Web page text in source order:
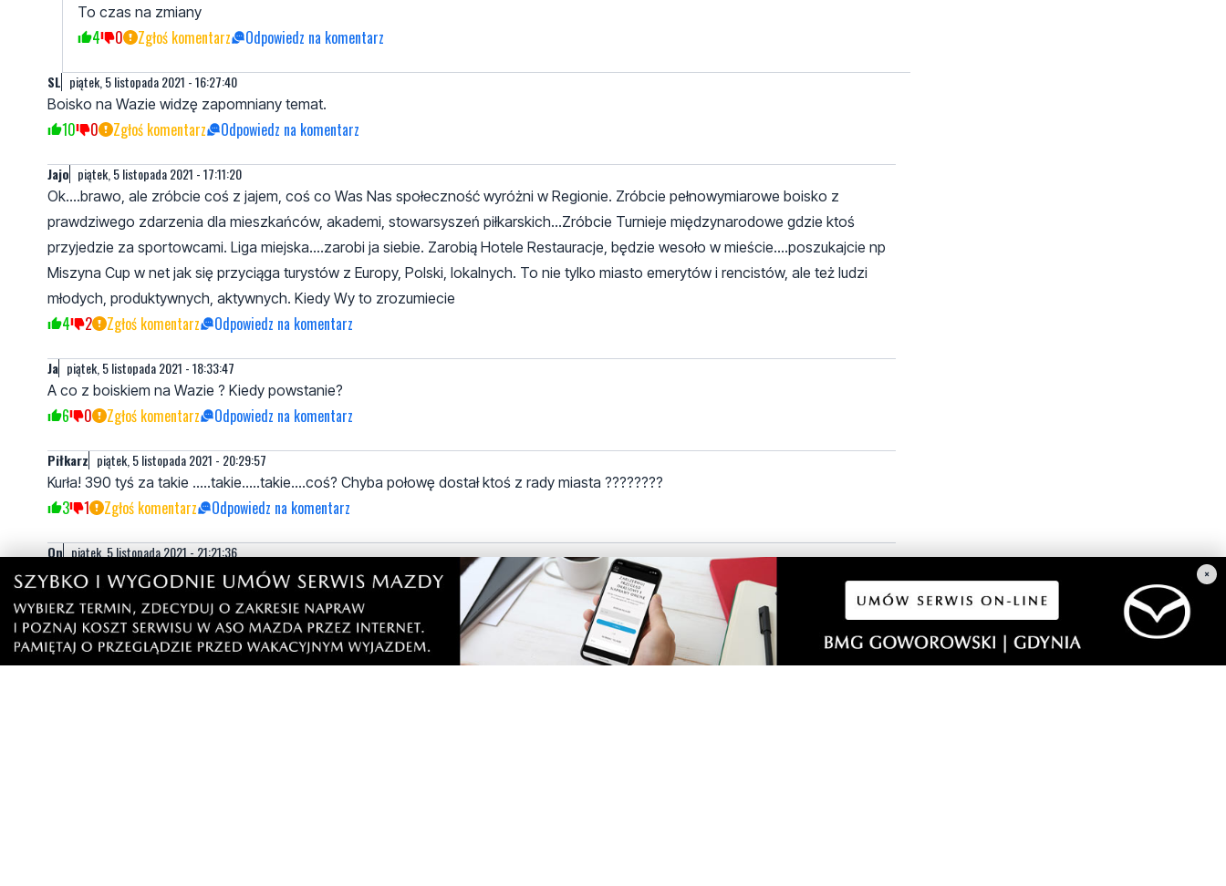
To czas na zmiany
4 0 Zgłoś komentarz Odpowiedz na komentarz
SL piątek, 5 listopada 2021 - 16:27:40
Boisko na Wazie widzę zapomniany temat.
10 0 Zgłoś komentarz Odpowiedz na komentarz
Jajo piątek, 5 listopada 2021 - 17:11:20
Ok....brawo, ale zróbcie coś z jajem, coś co Was Nas społeczność wyróżni w Regionie. Zróbcie pełnowymiarowe boisko z
prawdziwego zdarzenia dla mieszkańców, akademi, stowarsyszeń piłkarskich...Zróbcie Turnieje międzynarodowe gdzie ktoś
przyjedzie za sportowcami. Liga miejska....zarobi ja siebie. Zarobią Hotele Restauracje, będzie wesoło w mieście....poszukajcie np
Miszyna Cup w net jak się przyciąga turystów z Europy, Polski, lokalnych. To nie tylko miasto emerytów i rencistów, ale też ludzi
młodych, produktywnych, aktywnych. Kiedy Wy to zrozumiecie
4 2 Zgłoś komentarz Odpowiedz na komentarz
Ja piątek, 5 listopada 2021 - 18:33:47
A co z boiskiem na Wazie ? Kiedy powstanie?
6 0 Zgłoś komentarz Odpowiedz na komentarz
Piłkarz piątek, 5 listopada 2021 - 20:29:57
Kurła! 390 tyś za takie .....takie.....takie....coś? Chyba połowę dostał ktoś z rady miasta ????????
3 1 Zgłoś komentarz Odpowiedz na komentarz
On piątek, 5 listopada 2021 - 21:21:36
A co z boiskiem na granicznej
Też miał być projekt a teraz
Nic nie ma nawet nikt tam nie sprząta
4 0 Zgłoś komentarz Odpowiedz na komentarz
×